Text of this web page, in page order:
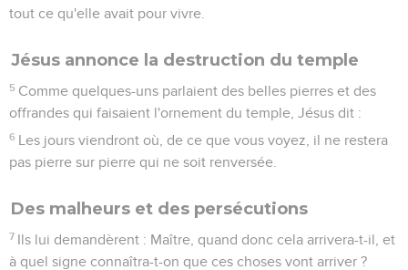
tout ce qu'elle avait pour vivre.
Jésus annonce la destruction du temple
5 Comme quelques-uns parlaient des belles pierres et des
offrandes qui faisaient l'ornement du temple, Jésus dit :
6 Les jours viendront où, de ce que vous voyez, il ne restera
pas pierre sur pierre qui ne soit renversée.
Des malheurs et des persécutions
7 Ils lui demandèrent : Maître, quand donc cela arrivera-t-il, et
à quel signe connaîtra-t-on que ces choses vont arriver ?